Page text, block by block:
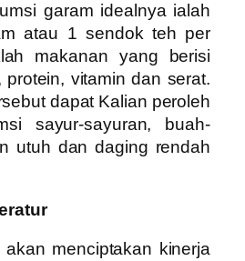
garam idealnya ialah
atau 1 sendok teh per
makanan yang berisi
protein, vitamin dan serat.
dapat Kalian peroleh
sayur-sayuran, buah-
utuh dan daging rendah
akan menciptakan kinerja